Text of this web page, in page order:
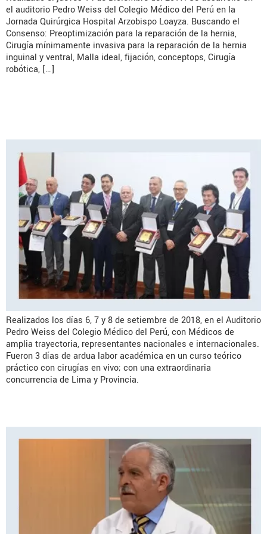
el auditorio Pedro Weiss del Colegio Médico del Perú en la
Jornada Quirúrgica Hospital Arzobispo Loayza. Buscando el
Consenso: Preoptimización para la reparación de la hernia,
Cirugía mínimamente invasiva para la reparación de la hernia
inguinal y ventral, Malla ideal, fijación, conceptops, Cirugía
robótica, […]
Realizados los días 6, 7 y 8 de setiembre de 2018, en el Auditorio
Pedro Weiss del Colegio Médico del Perú, con Médicos de
amplia trayectoria, representantes nacionales e internacionales.
Fueron 3 días de ardua labor académica en un curso teórico
práctico con cirugías en vivo; con una extraordinaria
concurrencia de Lima y Provincia.